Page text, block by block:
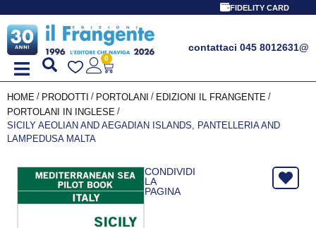
FIDELITY CARD
contattaci 045 8012631@
0
HOME / PRODOTTI / PORTOLANI / EDIZIONI IL FRANGENTE /
PORTOLANI IN INGLESE /
SICILY AEOLIAN AND AEGADIAN ISLANDS, PANTELLERIA AND
LAMPEDUSA MALTA
CONDIVIDI
LA
PAGINA